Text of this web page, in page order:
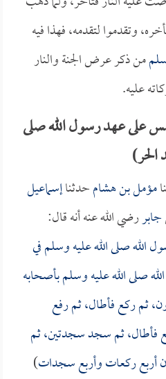
وتقدموا لتقدمه، فهذا فيه
من ذكر عرض الجنة والنار
عليه.
عهد رسول الله صلى
الحر)
مؤمل بن هشامحدثناإسماعيل
جابررضي الله عنه أنه قال:
صلى الله عليه وسلم في
صلى الله عليه وسلم بأصحابه
ثم ركع فأطال، ثم رفع
فأطال، ثم سجد سجدتين، ثم
أربع ركعات وأربع سجدات)